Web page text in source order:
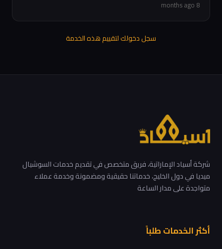
8 months ago
سجل دخولك لتقييم هذه الخدمة
شركة أسياد الإماراتية، فريق متخصص في تقديم خدمات السوشيال
ميديا في دول الخليج، خدماتنا حقيقية ومضمونة وخدمة عملاء
متواجدة على مدار الساعة
أكثر الخدمات طلباً